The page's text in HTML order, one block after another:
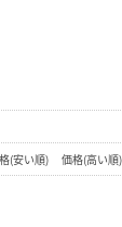
(安い順) 価格(高い順)